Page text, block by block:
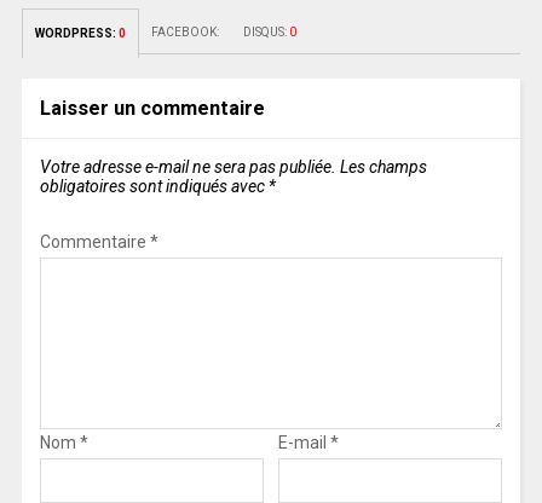
WORDPRESS: 0 FACEBOOK: DISQUS: 0
Laisser un commentaire
Votre adresse e-mail ne sera pas publiée. Les champs
obligatoires sont indiqués avec *
Commentaire *
Nom * E-mail *